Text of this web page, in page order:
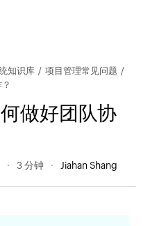
知识库 / 项目管理常见问题 /
做好团队协
3 分钟 Jiahan Shang